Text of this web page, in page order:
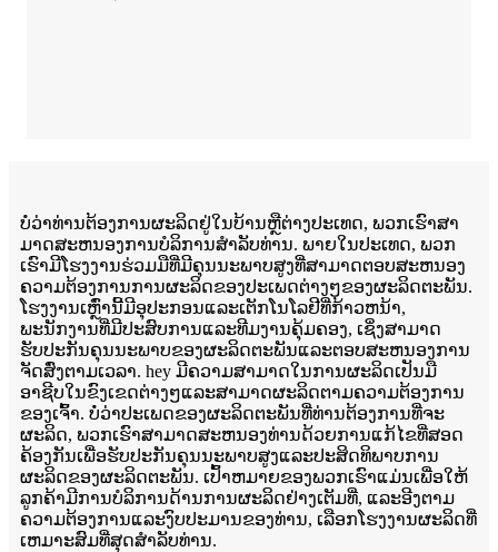
ບໍ່ວ່າທ່ານຕ້ອງການຜະລິດຢູ່ໃນບ້ານຫຼືຕ່າງປະເທດ, ພວກເຮົາສາ
ມາດສະຫນອງການບໍລິການສໍາລັບທ່ານ. ພາຍໃນປະເທດ, ພວກ
ເຮົາມີໂຮງງານຮ່ວມມືທີ່ມີຄຸນນະພາບສູງທີ່ສາມາດຕອບສະຫນອງ
ຄວາມຕ້ອງການການຜະລິດຂອງປະເພດຕ່າງໆຂອງຜະລິດຕະພັນ.
ໂຮງງານເຫຼົ່ານີ້ມີອຸປະກອນແລະເຕັກໂນໂລຢີທີ່ກ້າວຫນ້າ,
ພະນັກງານທີ່ມີປະສົບການແລະທີມງານຄຸ້ມຄອງ, ເຊິ່ງສາມາດ
ຮັບປະກັນຄຸນນະພາບຂອງຜະລິດຕະພັນແລະຕອບສະຫນອງການ
ຈັດສົ່ງຕາມເວລາ. hey ມີຄວາມສາມາດໃນການຜະລິດເປັນມື
ອາຊີບໃນຂົງເຂດຕ່າງໆແລະສາມາດຜະລິດຕາມຄວາມຕ້ອງການ
ຂອງເຈົ້າ. ບໍ່ວ່າປະເພດຂອງຜະລິດຕະພັນທີ່ທ່ານຕ້ອງການທີ່ຈະ
ຜະລິດ, ພວກເຮົາສາມາດສະຫນອງທ່ານດ້ວຍການແກ້ໄຂທີ່ສອດ
ຄ້ອງກັນເພື່ອຮັບປະກັນຄຸນນະພາບສູງແລະປະສິດທິພາບການ
ຜະລິດຂອງຜະລິດຕະພັນ. ເປົ້າຫມາຍຂອງພວກເຮົາແມ່ນເພື່ອໃຫ້
ລູກຄ້າມີການບໍລິການດ້ານການຜະລິດຢ່າງເຕັມທີ່, ແລະອີງຕາມ
ຄວາມຕ້ອງການແລະງົບປະມານຂອງທ່ານ, ເລືອກໂຮງງານຜະລິດທີ່
ເຫມາະສົມທີ່ສຸດສໍາລັບທ່ານ.